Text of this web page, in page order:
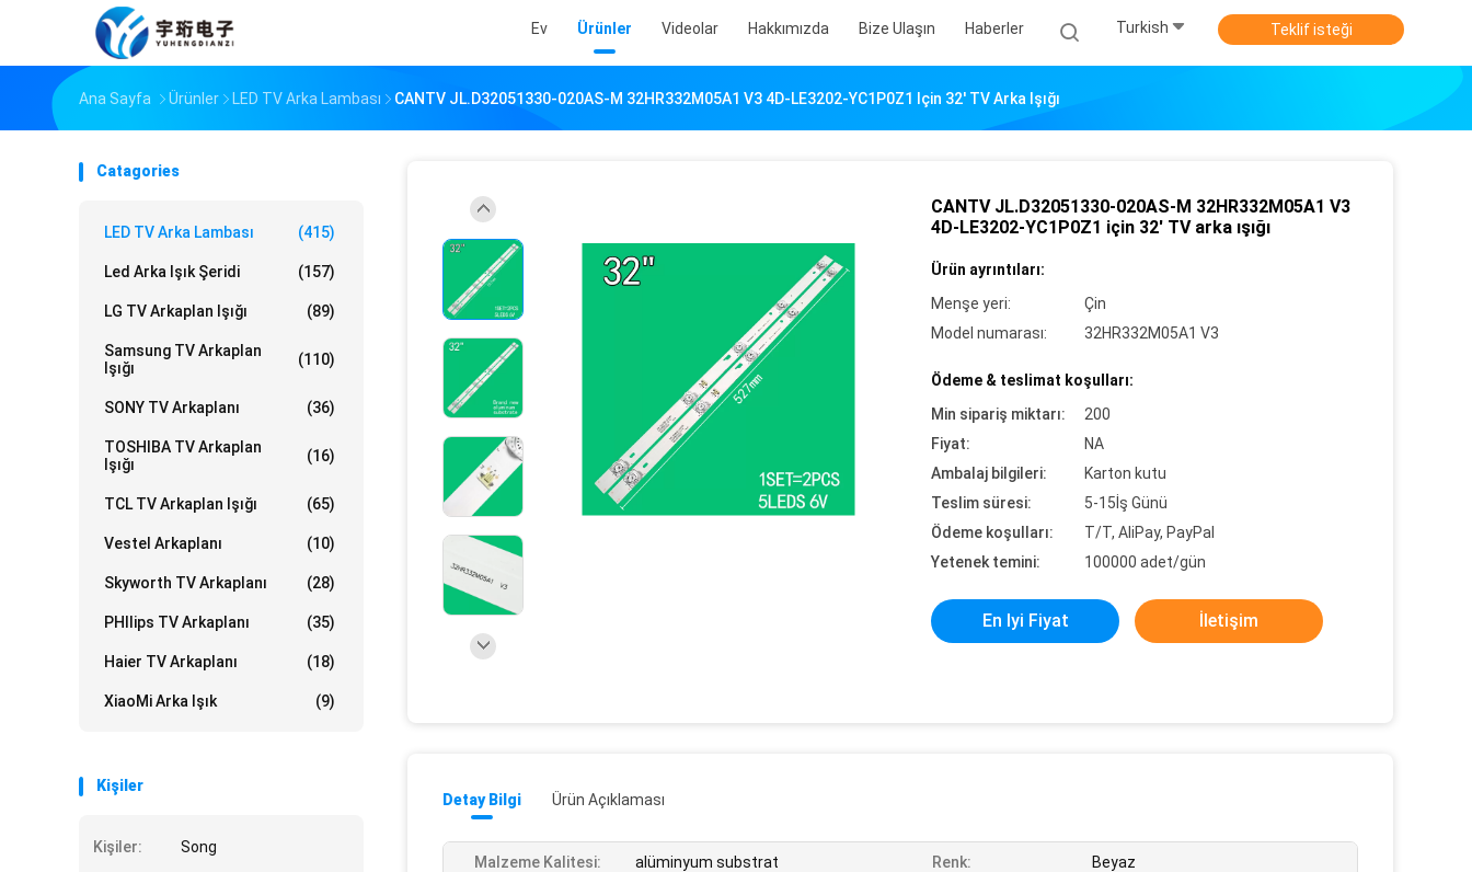
Ev Ürünler Videolar Hakkımızda Bize Ulaşın Haberler Turkish Teklif isteği
Ana Sayfa Ürünler LED TV Arka Lambası CANTV JL.D32051330-020AS-M 32HR332M05A1 V3 4D-LE3202-YC1P0Z1 Için 32' TV Arka Işığı
Catagories
LED TV Arka Lambası (415)
Led Arka Işık Şeridi (157)
LG TV Arkaplan Işığı (89)
Samsung TV Arkaplan
Işığı
(110)
SONY TV Arkaplanı (36)
TOSHIBA TV Arkaplan
Işığı
(16)
TCL TV Arkaplan Işığı (65)
Vestel Arkaplanı (10)
Skyworth TV Arkaplanı (28)
PHIlips TV Arkaplanı (35)
Haier TV Arkaplanı (18)
XiaoMi Arka Işık (9)
Kişiler
Kişiler:
Song
CANTV JL.D32051330-020AS-M 32HR332M05A1 V3
4D-LE3202-YC1P0Z1 için 32' TV arka ışığı
Ürün ayrıntıları:
Menşe yeri:
Çin
Model numarası:
32HR332M05A1 V3
Ödeme & teslimat koşulları:
Min sipariş miktarı:
200
Fiyat:
NA
Ambalaj bilgileri:
Karton kutu
Teslim süresi:
5-15İş Günü
Ödeme koşulları:
T/T, AliPay, PayPal
Yetenek temini:
100000 adet/gün
En Iyi Fiyat İletişim
Detay Bilgi Ürün Açıklaması
Malzeme Kalitesi: alüminyum substrat Renk: Beyaz